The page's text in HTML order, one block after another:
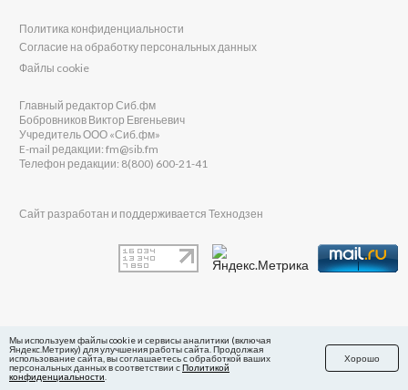
в Яндекс.Дзен
Политика конфиденциальности
Согласие на обработку персональных данных
Файлы cookie
Главный редактор Сиб.фм
Бобровников Виктор Евгеньевич
Учредитель ООО «Сиб.фм»
E-mail редакции: fm@sib.fm
Телефон редакции: 8(800) 600-21-41
Сайт разработан и поддерживается Технодзен
Мы используем файлы cookie и сервисы аналитики (включая
Яндекс.Метрику) для улучшения работы сайта. Продолжая
использование сайта, вы соглашаетесь с обработкой ваших
персональных данных в соответствии сПолитикой
конфиденциальности
Хорошо